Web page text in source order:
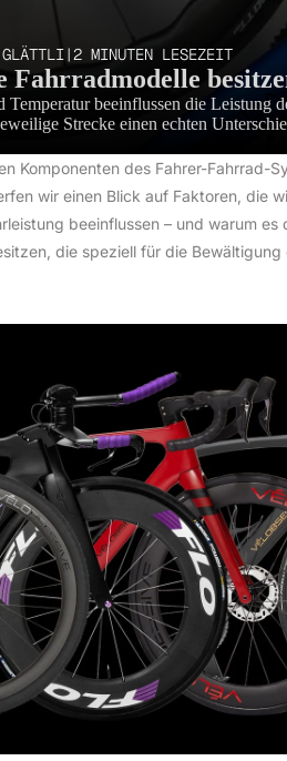
GLÄTTLI|2 MINUTEN LESEZEIT
Fahrradmodelle
Temperatur beeinflussen die Leistung
Strecke einen echten
Komponenten des Fahrer-Fahrrad-
wir einen Blick auf Faktoren, die
beeinflussen – und warum es
die speziell für die